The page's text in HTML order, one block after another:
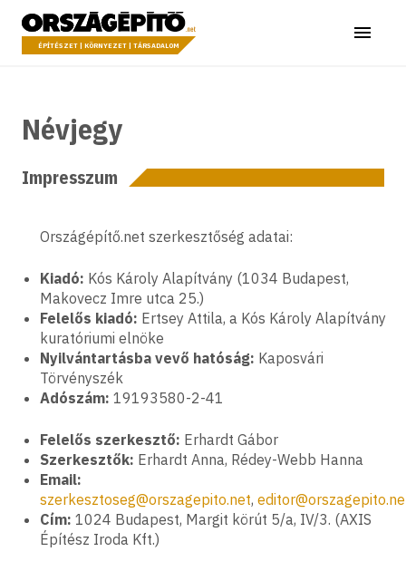
a tartalomhoz
Országépítő
ÉPÍTÉSZET | KÖRNYEZET | TÁRSADALOM Menü
Névjegy
Impresszum
Országépítő.net szerkesztőség adatai:
Kiadó: Kós Károly Alapítvány (1034 Budapest,
Makovecz Imre utca 25.)
Felelős kiadó: Ertsey Attila, a Kós Károly Alapítvány
kuratóriumi elnöke
Nyilvántartásba vevő hatóság: Kaposvári
Törvényszék
Adószám: 19193580-2-41
Felelős szerkesztő: Erhardt Gábor
Szerkesztők: Erhardt Anna, Rédey-Webb Hanna
Email:
szerkesztoseg@orszagepito.net,
Cím: 1024 Budapest, Margit körút 5/a, IV/3. (AXIS
Építész Iroda Kft.)